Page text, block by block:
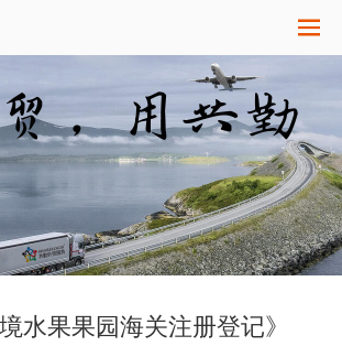
水果果园海关注册登记》